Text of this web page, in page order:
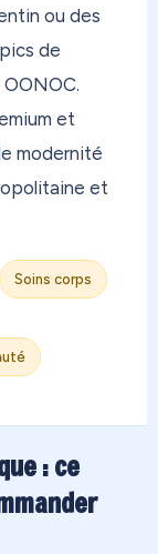
ou des
de
et
modernité
et
Soins corps
: ce